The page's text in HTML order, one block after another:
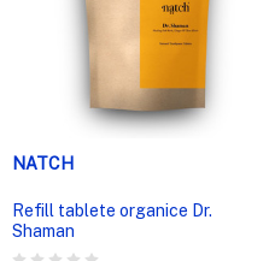
NATCH
Refill tablete organice Dr.
Shaman